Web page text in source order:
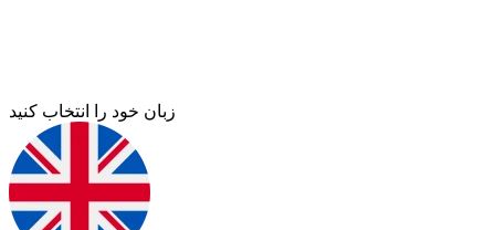
زبان خود را انتخاب کنید